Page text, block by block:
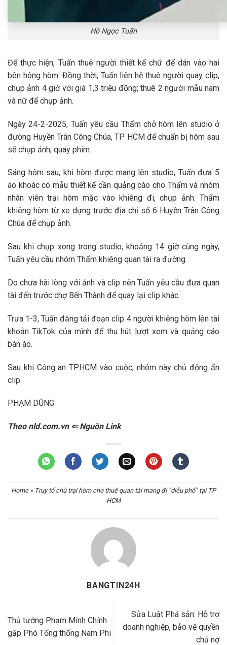
Hồ Ngọc Tuấn
Để thực hiện, Tuấn thuê người thiết kế chữ để dán vào hai
bên hông hòm. Đồng thời, Tuấn liên hệ thuê người quay clip,
chụp ảnh 4 giờ với giá 1,3 triệu đồng; thuê 2 người mẫu nam
và nữ để chụp ảnh.
Ngày 24-2-2025, Tuấn yêu cầu Thẩm chở hòm lên studio ở
đường Huyền Trân Công Chúa, TP HCM để chuẩn bị hôm sau
sẽ chụp ảnh, quay phim.
Sáng hôm sau, khi hòm được mang lên studio, Tuấn đưa 5
áo khoác có mẫu thiết kế cần quảng cáo cho Thẩm và nhóm
nhân viên trại hòm mặc vào khiêng đi, chụp ảnh. Thẩm
khiêng hòm từ xe dựng trước địa chỉ số 6 Huyền Trân Công
Chúa để chụp ảnh.
Sau khi chụp xong trong studio, khoảng 14 giờ cùng ngày,
Tuấn yêu cầu nhóm Thẩm khiêng quan tài ra đường.
Do chưa hài lòng với ảnh và clip nên Tuấn yêu cầu đưa quan
tài đến trước chợ Bến Thành để quay lại clip khác.
Trưa 1-3, Tuấn đăng tải đoạn clip 4 người khiêng hòm lên tài
khoản TikTok của mình để thu hút lượt xem và quảng cáo
bán áo.
Sau khi Công an TPHCM vào cuộc, nhóm này chủ động ẩn
clip.
PHẠM DŨNG
Theo nld.com.vn ⇐ Nguồn Link
Home» Truy tố chủ trại hòm cho thuê quan tài mang đi “diễu phố” tại TP
HCM
BANGTIN24H
Thủ tướng Phạm Minh Chính
gặp Phó Tổng thống Nam Phi
Sửa Luật Phá sản: Hỗ trợ
doanh nghiệp, bảo vệ quyền
chủ nợ